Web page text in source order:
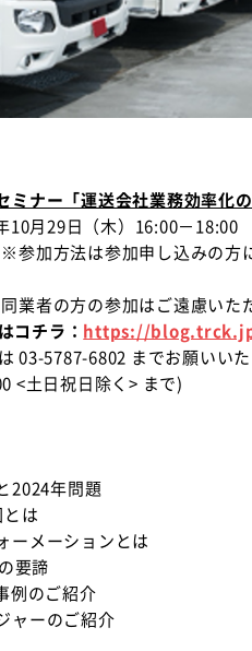
ミナー「運送会社業務効率化
10月29日（木）16:00－18:00
参加方法は参加申し込みの方
業者の方の参加はご遠慮いた
コチラ：
https://
03-5787-6802 までお願いいた
<土日祝日除く> まで)
2024年問題
は
ーメーションとは
要諦
例のご紹介
ャーのご紹介